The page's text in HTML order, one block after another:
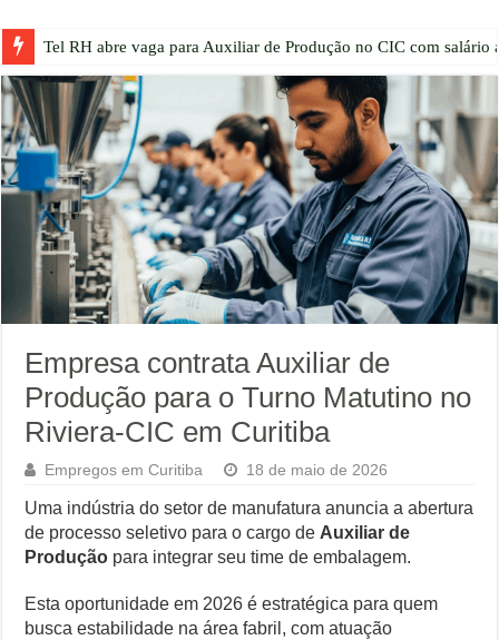
Tel RH abre vaga para Auxiliar de Produção no CIC com salário
Empresa contrata Auxiliar de
Produção para o Turno Matutino no
Riviera-CIC em Curitiba
Empregos em Curitiba 18 de maio de 2026
Uma indústria do setor de manufatura anuncia a abertura
de processo seletivo para o cargo de Auxiliar de
Produção para integrar seu time de embalagem.
Esta oportunidade em 2026 é estratégica para quem
busca estabilidade na área fabril, com atuação